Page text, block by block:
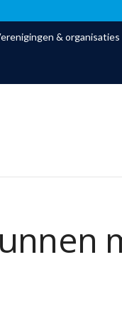
& organisaties